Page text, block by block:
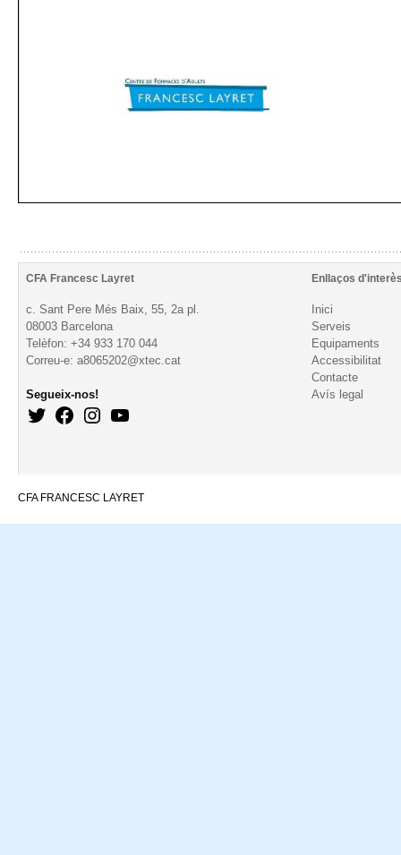
CFA Francesc Layret Enllaços
c. Sant Pere Més Baix, 55, 2a pl.
08003 Barcelona
Telèfon: +34 933 170 044
Correu-e: a8065202@xtec.cat
Segueix-nos!
Inici
Serveis
Equipaments
Accessibilitat
Contacte
Avís legal
CFA FRANCESC LAYRET